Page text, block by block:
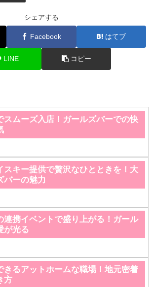
シェアする
Facebook はてブ
LINE コピー
スムーズ入店！ガールズバーでの快
スキー提供で贅沢なひとときを！大
バーの魅力
連携イベントで盛り上がる！ガール
が光る
きるアットホームな職場！地元密着
方